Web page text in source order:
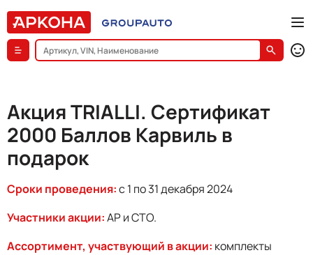
Акция TRIALLI. Сертификат
2000 Баллов Карвиль в
подарок
Сроки проведения:с 1 по 31 декабря 2024
Участники акции:АР и СТО.
Ассортимент, участвующий в акции: комплекты